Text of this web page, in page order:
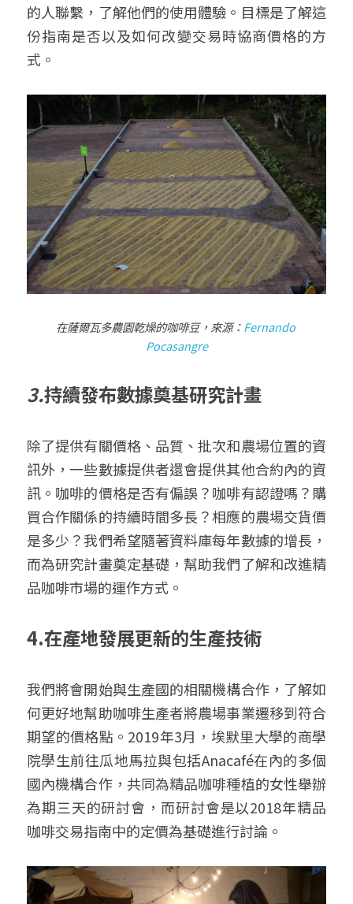
的人聯繫，了解他們的使用體驗。目標是了解這
份指南是否以及如何改變交易時協商價格的方
式。
在薩爾瓦多農園乾燥的咖啡豆，來源：Fernando
Pocasangre
3.持續發布數據奠基研究計畫
除了提供有關價格、品質、批次和農場位置的資
訊外，一些數據提供者還會提供其他合約內的資
訊。咖啡的價格是否有偏誤？咖啡有認證嗎？購
買合作關係的持續時間多長？相應的農場交貨價
是多少？我們希望隨著資料庫每年數據的增長，
而為研究計畫奠定基礎，幫助我們了解和改進精
品咖啡市場的運作方式。
4.在產地發展更新的生產技術
我們將會開始與生產國的相關機構合作，了解如
何更好地幫助咖啡生產者將農場事業遷移到符合
期望的價格點。2019年3月，埃默里大學的商學
院學生前往瓜地馬拉與包括Anacafé在內的多個
國內機構合作，共同為精品咖啡種植的女性舉辦
為期三天的研討會，而研討會是以2018年精品
咖啡交易指南中的定價為基礎進行討論。